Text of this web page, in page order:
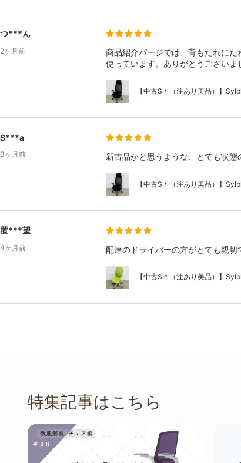
つ***ん
2ヶ月前
商品紹介パージでは、背もたれに
使っています。ありがとうございま
【中古S＊（注あり美品）】
S***a
3ヶ月前 新古品かと思うような、とても状態
【中古S＊（注あり美品）】
匿***望
4ヶ月前 配達のドライバーの方がとても親
【中古S＊（注あり美品）】
特集記事はこちら